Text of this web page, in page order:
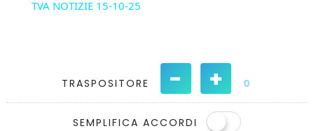
TVA NOTIZIE 15-10-25
TRASPOSITORE - + 0
SEMPLIFICA ACCORDI